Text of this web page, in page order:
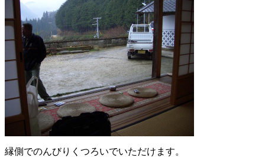
縁側でのんびりくつろいでいただけます。